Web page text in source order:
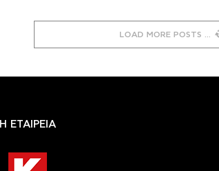
LOAD MORE POSTS
Η ΕΤΑΙΡΕΙΑ